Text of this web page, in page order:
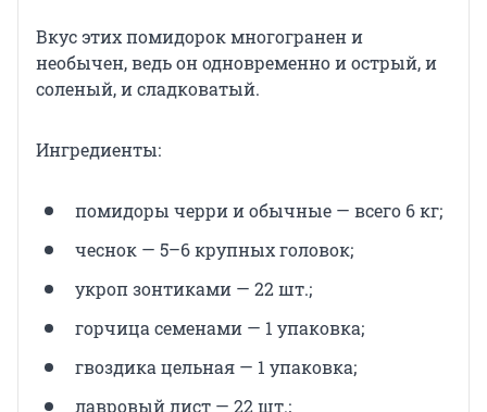
Вкус этих помидорок многогранен и
необычен, ведь он одновременно и острый, и
соленый, и сладковатый.
Ингредиенты:
помидоры черри и обычные — всего 6 кг;
чеснок — 5–6 крупных головок;
укроп зонтиками — 22 шт.;
горчица семенами — 1 упаковка;
гвоздика цельная — 1 упаковка;
лавровый лист — 22 шт.;